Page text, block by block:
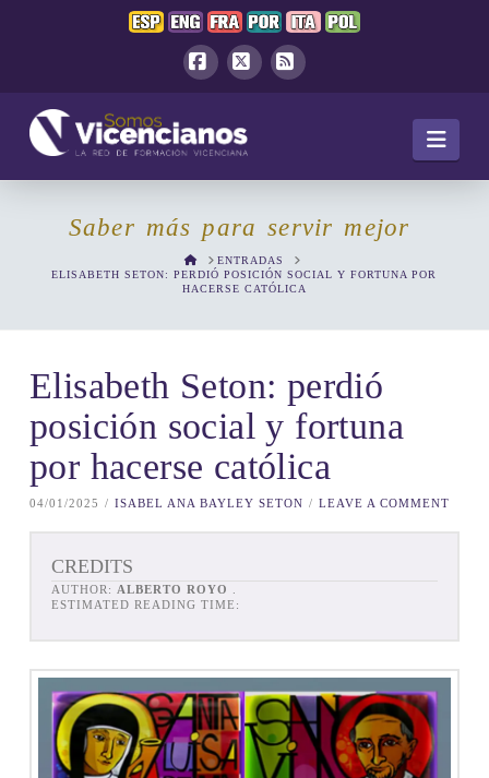
Saber más para servir mejor
HOMEENTRADAS
ELISABETH SETON: PERDIÓ POSICIÓN SOCIAL Y FORTUNA POR
HACERSE CATÓLICA
Elisabeth Seton: perdió
posición social y fortuna
por hacerse católica
04/01/2025 ISABEL ANA BAYLEY SETON LEAVE A COMMENT
CREDITS
AUTHOR: ALBERTO ROYO
ESTIMATED READING TIME: